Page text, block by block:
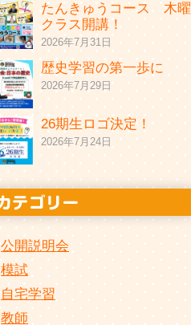
たんきゅうコース 木曜
クラス開講！
2026年7月31日
歴史学習の第一歩に
2026年7月29日
26期生ロゴ決定！
2026年7月24日
公開説明会
模試
自宅学習
教師